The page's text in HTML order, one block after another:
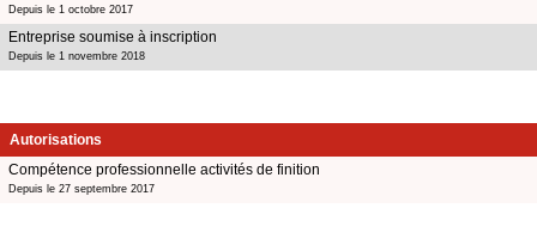
Depuis le 1 octobre 2017
Entreprise soumise à inscription
Depuis le 1 novembre 2018
Autorisations
Compétence professionnelle activités de finition
Depuis le 27 septembre 2017